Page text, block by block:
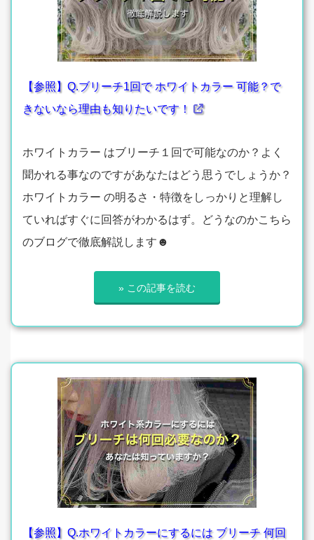
【参照】Q.ブリーチ1回で ホワイトカラー 可能？で
きないなら理由も知りたいです！
ホワイトカラー はブリーチ１回で可能なのか？よく
聞かれる事なのですがあなたはどう思うでしょうか？
ホワイトカラー の明るさ・特徴をしっかりと理解し
ていればすぐに回答がわかるはず。どうなのかこちら
のブログで徹底解説します☻
» この記事を読む
【参照】Q.ホワイトカラーにするには ブリーチ 何回